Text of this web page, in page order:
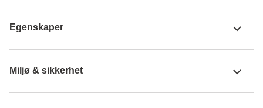
Egenskaper
Miljø & sikkerhet